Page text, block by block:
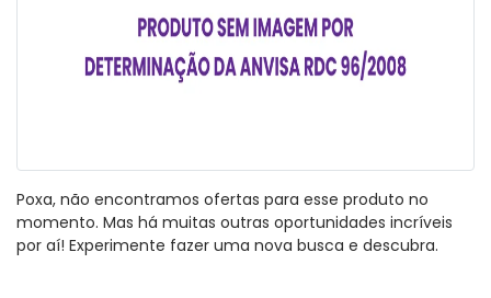
Poxa, não encontramos ofertas para esse produto no
momento. Mas há muitas outras oportunidades incríveis
por aí! Experimente fazer uma nova busca e descubra.